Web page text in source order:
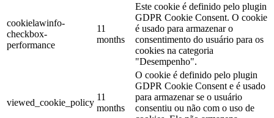
cookielawinfo-
checkbox-
performance
11
months
Este cookie é definido pelo plugin
GDPR Cookie Consent. O cookie
é usado para armazenar o
consentimento do usuário para os
cookies na categoria
"Desempenho".
viewed_cookie_policy
11
months
O cookie é definido pelo plugin
GDPR Cookie Consent e é usado
para armazenar se o usuário
consentiu ou não com o uso de